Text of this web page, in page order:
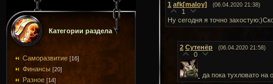
Категории раздела
Саморазвитие [16]
Финансы [20]
Разное [14]
1 afk[maloy] (06.04.2020 21:38)
1
Ну сегодня я точно
2 Сутенёр (06.04.2020 21:58)
0
да пока тухловато